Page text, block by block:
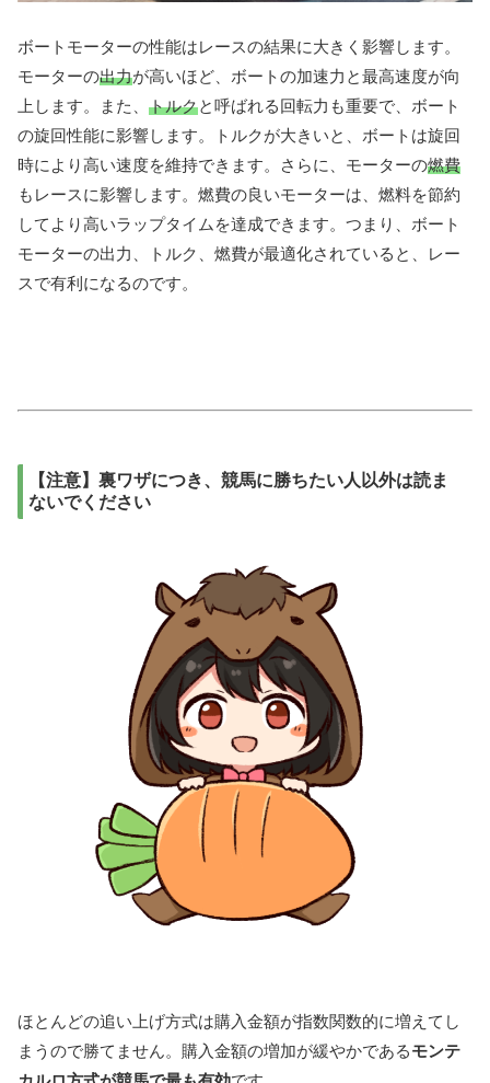
ボートモーターの性能はレースの結果に大きく影響します。
モーターの出力が高いほど、ボートの加速力と最高速度が向
上します。また、 トルクと呼ばれる回転力も重要で、ボート
の旋回性能に影響します。トルクが大きいと、ボートは旋回
時により高い速度を維持できます。さらに、モーターの燃費
もレースに影響します。燃費の良いモーターは、燃料を節約
してより高いラップタイムを達成できます。つまり、ボート
モーターの出力、トルク、燃費が最適化されていると、レー
スで有利になるのです。
【注意】裏ワザにつき、競馬に勝ちたい人以外は読ま
ないでください
ほとんどの追い上げ方式は購入金額が指数関数的に増えてし
まうので勝てません。購入金額の増加が緩やかであるモンテ